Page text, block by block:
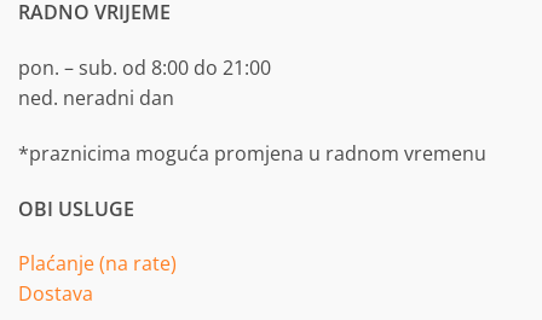
RADNO VRIJEME
pon. – sub. od 8:00 do 21:00
ned. neradni dan
*praznicima moguća promjena u radnom vremenu
OBI USLUGE
Plaćanje (na rate)
Dostava